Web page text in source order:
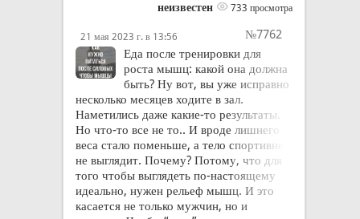
неизвестен 733 просмотра
21 мая 2023 г. в 13:56
№7762
Еда после тренировки для
роста мышц: какой она должна
быть? Ну вот, вы уже исправно
несколько месяцев ходите в зал.
Наметились даже какие-то результаты.
Но что-то все не то.. И вроде лишнего
веса стало поменьше, а тело спортивнее
не выглядит. Почему? Потому, что для
того чтобы выглядеть по-настоящему
идеально, нужен рельеф мышц. И это
касается не только мужчин, но и